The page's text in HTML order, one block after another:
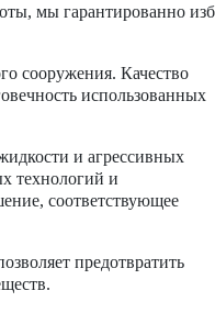
мы гарантированно
сооружения. Качество
использованных
и агрессивных
технологий и
соответствующее
предотвратить